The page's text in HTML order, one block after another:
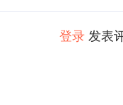
登录 发表